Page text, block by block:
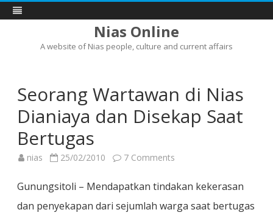
Nias Online
A website of Nias people, culture and current affairs
Seorang Wartawan di Nias
Dianiaya dan Disekap Saat
Bertugas
nias 25/02/2010 7 Comments
di
Nias
dan
Gunungsitoli – Mendapatkan tindakan kekerasan
dan penyekapan dari sejumlah warga saat bertugas